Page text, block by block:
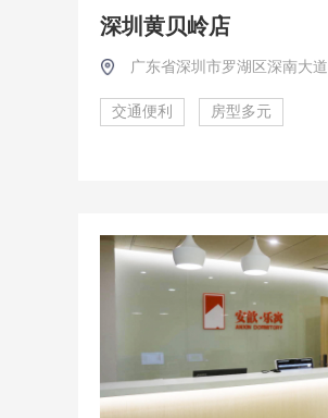
深圳黄贝岭店
广东省深圳市罗湖区深南大道
交通便利 房型多元